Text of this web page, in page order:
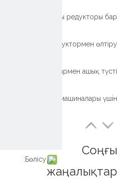
Бөлісу:
Соңғы
жаңалықтар